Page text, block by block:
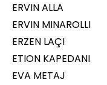
ERVIN ALLA
ERVIN MINAROLLI
ERZEN LAÇI
ETION KAPEDANI
EVA METAJ